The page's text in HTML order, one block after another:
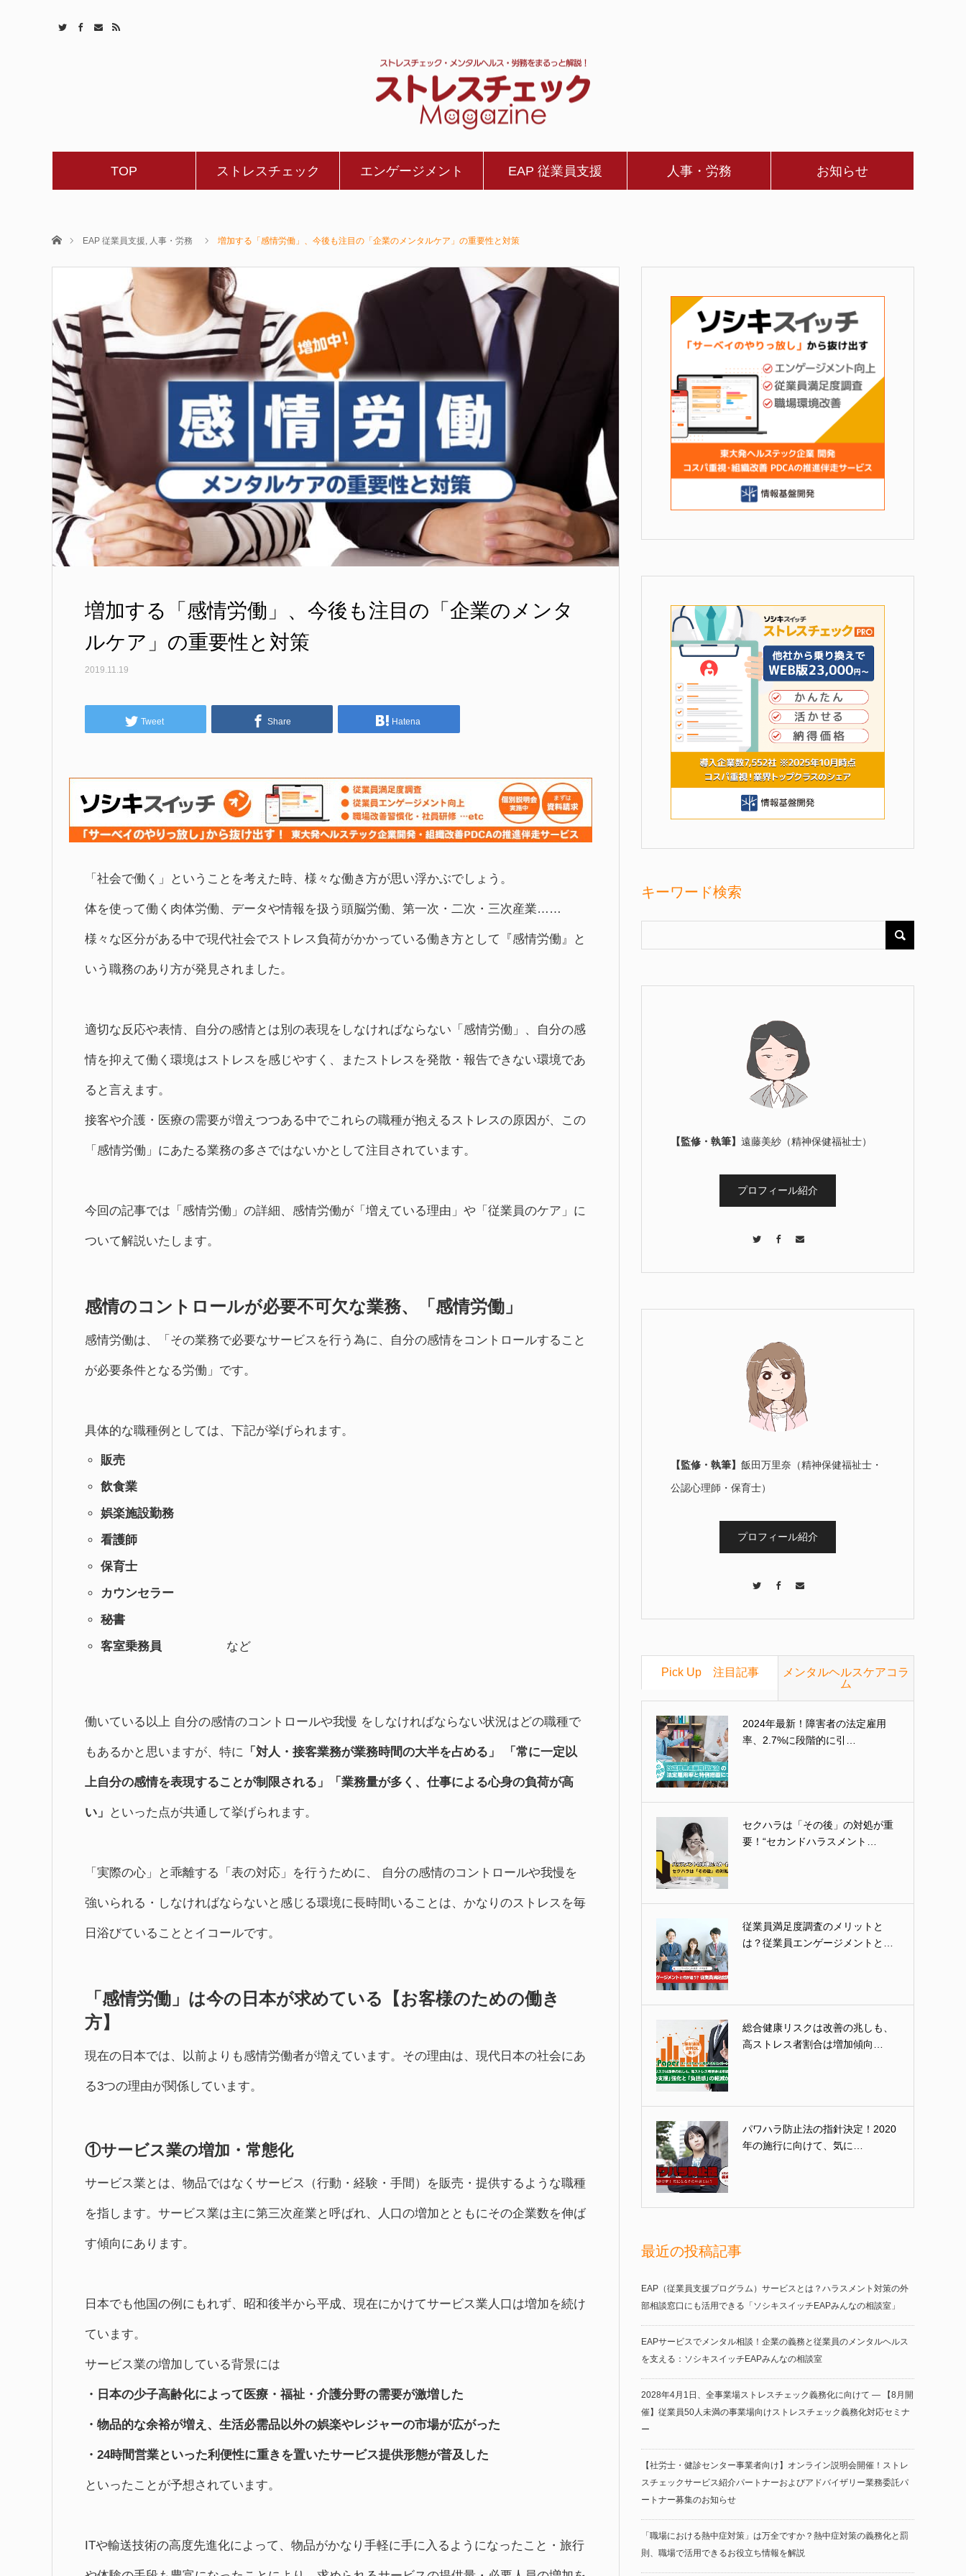
TOP ストレスチェック エンゲージメント EAP 従業員支援 人事・労務 お知らせ
ホームEAP 従業員支援, 人事・労務 増加する「感情労働」、今後も注目の「企業のメンタルケア」の重要性と対策
増加する「感情労働」、今後も注目の「企業のメンタ
ルケア」の重要性と対策
2019.11.19
Tweet Share Hatena
「社会で働く」ということを考えた時、様々な働き方が思い浮かぶでしょう。
体を使って働く肉体労働、データや情報を扱う頭脳労働、第一次・二次・三次産業……
様々な区分がある中で現代社会でストレス負荷がかかっている働き方として『感情労働』と
いう職務のあり方が発見されました。
適切な反応や表情、自分の感情とは別の表現をしなければならない「感情労働」、自分の感
情を抑えて働く環境はストレスを感じやすく、またストレスを発散・報告できない環境であ
ると言えます。
接客や介護・医療の需要が増えつつある中でこれらの職種が抱えるストレスの原因が、この
「感情労働」にあたる業務の多さではないかとして注目されています。
今回の記事では「感情労働」の詳細、感情労働が「増えている理由」や「従業員のケア」に
ついて解説いたします。
感情のコントロールが必要不可欠な業務、「感情労働」
感情労働は、「その業務で必要なサービスを行う為に、自分の感情をコントロールすること
が必要条件となる労働」です。
具体的な職種例としては、下記が挙げられます。
販売
飲食業
娯楽施設勤務
看護師
保育士
カウンセラー
秘書
客室乗務員 など
働いている以上 自分の感情のコントロールや我慢 をしなければならない状況はどの職種で
もあるかと思いますが、特に 「対人・接客業務が業務時間の大半を占める」 「常に一定以
上自分の感情を表現することが制限される」「業務量が多く、仕事による心身の負荷が高
い」 といった点が共通して挙げられます。
「実際の心」と乖離する「表の対応」を行うために、 自分の感情のコントロールや我慢を
強いられる・しなければならないと感じる環境に長時間いることは、かなりのストレスを毎
日浴びていることとイコールです。
「感情労働」は今の日本が求めている【お客様のための働き
方】
現在の日本では、以前よりも感情労働者が増えています。その理由は、現代日本の社会にあ
る3つの理由が関係しています。
①サービス業の増加・常態化
サービス業とは、物品ではなくサービス（行動・経験・手間）を販売・提供するような職種
を指します。サービス業は主に第三次産業と呼ばれ、人口の増加とともにその企業数を伸ば
す傾向にあります。
日本でも他国の例にもれず、昭和後半から平成、現在にかけてサービス業人口は増加を続け
ています。
サービス業の増加している背景には
・日本の少子高齢化によって医療・福祉・介護分野の需要が激増した
・物品的な余裕が増え、生活必需品以外の娯楽やレジャーの市場が広がった
・24時間営業といった利便性に重きを置いたサービス提供形態が普及した
といったことが予想されています。
ITや輸送技術の高度先進化によって、物品がかなり手軽に手に入るようになったこと・旅行
キーワード検索
【監修・執筆】 遠藤美紗（精神保健福祉士）
プロフィール紹介
【監修・執筆】 飯田万里奈（精神保健福祉士・
公認心理師・保育士）
プロフィール紹介
Pick Up 注目記事
メンタルヘルスケアコラ
ム
2024年最新！障害者の法定雇用
率、2.7%に段階的に引…
セクハラは「その後」の対処が重
要！“セカンドハラスメント…
従業員満足度調査のメリットと
は？従業員エンゲージメントと…
総合健康リスクは改善の兆しも、
高ストレス者割合は増加傾向…
パワハラ防止法の指針決定！2020
年の施行に向けて、気に…
最近の投稿記事
EAP（従業員支援プログラム）サービスとは？ハラスメント対策の外
部相談窓口にも活用できる「ソシキスイッチEAPみんなの相談室」
EAPサービスでメンタル相談！企業の義務と従業員のメンタルヘルス
を支える：ソシキスイッチEAPみんなの相談室
2028年4月1日、全事業場ストレスチェック義務化に向けて ― 【8月開
催】従業員50人未満の事業場向けストレスチェック義務化対応セミナ
ー
【社労士・健診センター事業者向け】オンライン説明会開催！ストレ
スチェックサービス紹介パートナーおよびアドバイザリー業務委託パ
ートナー募集のお知らせ
「職場における熱中症対策」は万全ですか？熱中症対策の義務化と罰
則、職場で活用できるお役立ち情報を解説